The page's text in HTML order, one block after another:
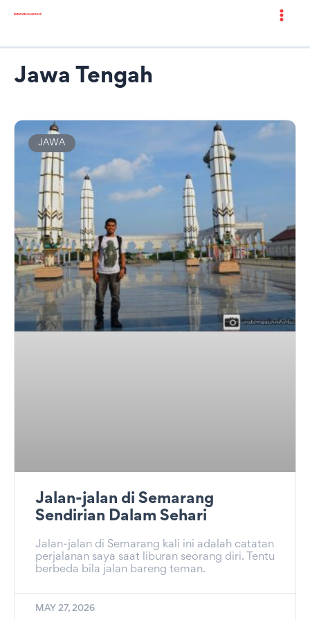
Jawa Tengah
JAWA
Jalan-jalan di Semarang
Sendirian Dalam Sehari
Jalan-jalan di Semarang kali ini adalah catatan
perjalanan saya saat liburan seorang diri. Tentu
berbeda bila jalan bareng teman.
MAY 27, 2026